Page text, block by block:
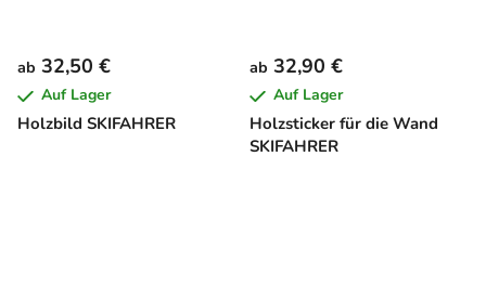
Holzbild SKIFAHRER
ab 32,50 €
Auf Lager
Holzsticker für die Wand
SKIFAHRER
ab 32,90 €
Auf Lager